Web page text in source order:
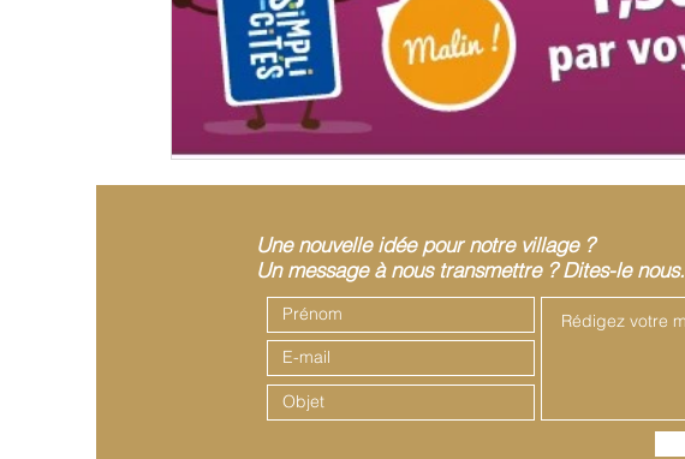
Une nouvelle idée pour notre village ?
Un message à nous transmettre ? Dites-le nous.